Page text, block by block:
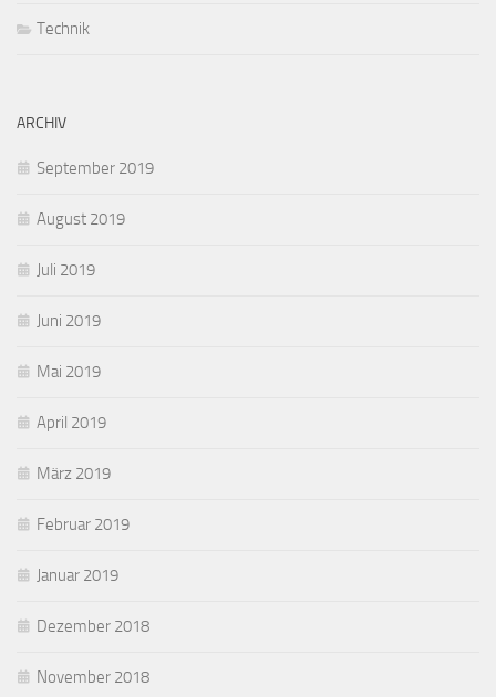
Technik
ARCHIV
September 2019
August 2019
Juli 2019
Juni 2019
Mai 2019
April 2019
März 2019
Februar 2019
Januar 2019
Dezember 2018
November 2018